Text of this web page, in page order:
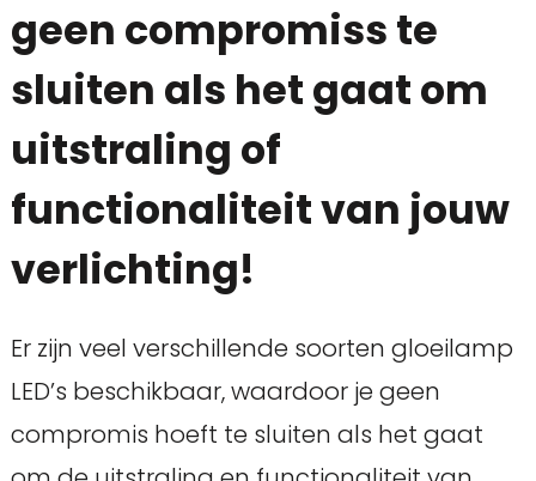
geen compromiss te
sluiten als het gaat om
uitstraling of
functionaliteit van jouw
verlichting!
Er zijn veel verschillende soorten gloeilamp
LED’s beschikbaar, waardoor je geen
compromis hoeft te sluiten als het gaat